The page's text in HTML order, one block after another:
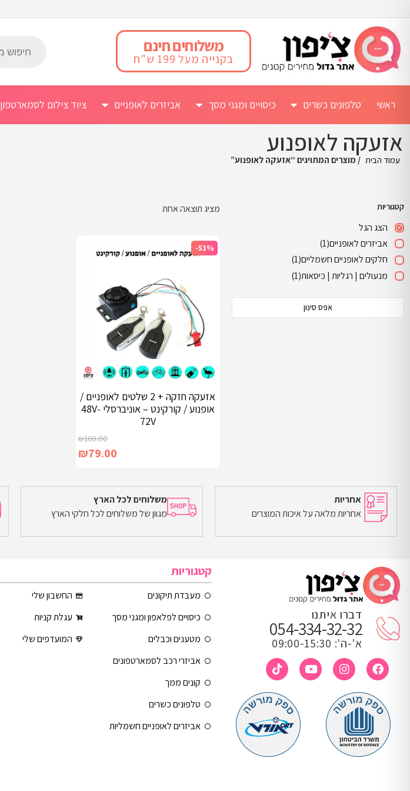
משלוחים חינם
בקנייה מעל 199 ש"ח
ראשי טלפונים כשרים כיסויים ומגני מסך אביזרים לאופניים ציוד צילום לסמארטפון
אזעקה לאופנוע
עמוד הבית / מוצרים המתויגים “אזעקה לאופנוע”
קטגוריות
הצג הגל
אביזרים לאופניים(1)
חלקים לאופניים חשמליים(1)
מנעולים | רגליות | כיסאות(1)
אפס סינון
מציג תוצאה אחת
-51%
אזעקה חזקה + 2 שלטים לאופניים /
אופנוע / קורקינט – אוניברסלי 48V-
72V
₪160.00
₪79.00
הוספה לסל
אחריות
אחריות מלאה על איכות המוצרים
משלוחים לכל הארץ
מגוון של משלוחים לכל חלקי הארץ
דברו איתנו
054-334-32-32
א'-ה': 09:00-15:30
קטגוריות
מעבדת תיקונים
כיסויים לפלאפון ומגני מסך
מטענים וכבלים
אביזרי רכב לסמארטפונים
קונים ממך
טלפונים כשרים
אביזרים לאופניים חשמליות
החשבון שלי
עגלת קניות
המועדפים שלי